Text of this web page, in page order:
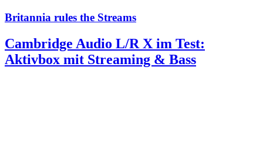
Britannia rules the Streams
Cambridge Audio L/R X im Test:
Aktivbox mit Streaming & Bass